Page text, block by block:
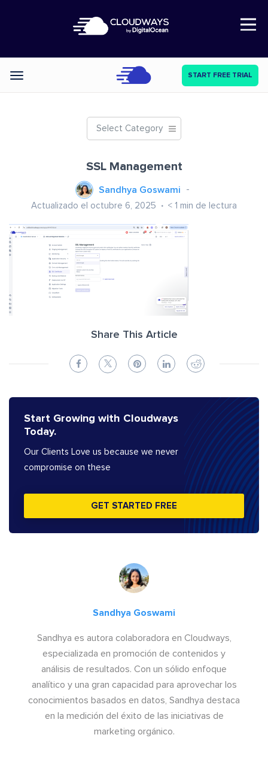
Open Nav
Categories START FREE TRIAL
Select Category
SSL Management
Sandhya Goswami
Actualizado el octubre 6, 2025 < 1 min de lectura
Share This Article
Start Growing with Cloudways
Today.
Our Clients Love us because we never
compromise on these
GET STARTED FREE
Sandhya Goswami
Sandhya es autora colaboradora en Cloudways,
especializada en promoción de contenidos y
análisis de resultados. Con un sólido enfoque
analítico y una gran capacidad para aprovechar los
conocimientos basados en datos, Sandhya destaca
en la medición del éxito de las iniciativas de
marketing orgánico.